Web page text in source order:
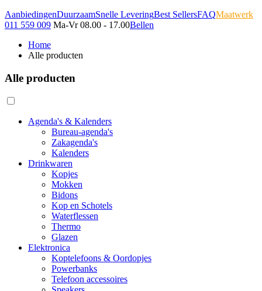
AanbiedingenDuurzaamSnelle LeveringBest SellersFAQMaatwerk
011 559 009 Ma-Vr 08.00 - 17.00Bellen
Home
Alle producten
Alle producten
Agenda's & Kalenders
Bureau-agenda's
Zakagenda's
Kalenders
Drinkwaren
Kopjes
Mokken
Bidons
Kop en Schotels
Waterflessen
Thermo
Glazen
Elektronica
Koptelefoons & Oordopjes
Powerbanks
Telefoon accessoires